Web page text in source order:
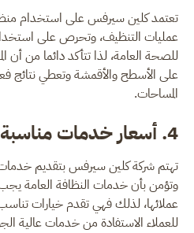
تعتمد كلين سيرفس على استخدام
عمليات التنظيف، وتحرص على
للصحة العامة، لذا تتأكد دائما من أن
على الأسطح والأقمشة وتعطي نتائج
المساحات.
4. أسعار خدمات مناسبة ومنافسة
تهتم شركة كلين سيرفس بتقديم
وتؤمن بأن خدمات النظافة العامة
عملائها، لذلك فهي تقدم خيارات
للعملاء الاستفادة من خدمات عالية